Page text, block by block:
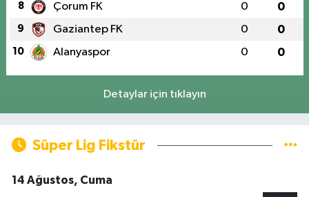
8 Çorum FK 0 0
9 Gaziantep FK 0 0
10 Alanyaspor 0 0
Detaylar için tıklayın
Süper Lig Fikstür
14 Ağustos, Cuma